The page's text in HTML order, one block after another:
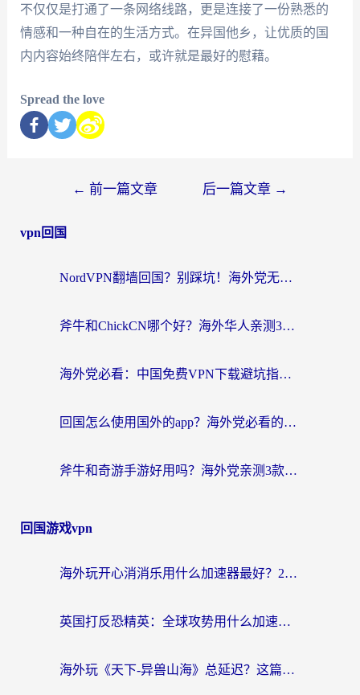
不仅仅是打通了一条网络线路，更是连接了一份熟悉的
情感和一种自在的生活方式。在异国他乡，让优质的国
内内容始终陪伴左右，或许就是最好的慰藉。
Spread the love
← 前一篇文章 后一篇文章 →
vpn回国
NordVPN翻墙回国？别踩坑！海外党无缝访问国内资源的真实指南
斧牛和ChickCN哪个好？海外华人亲测3款回国加速器+免费试用攻略
海外党必看：中国免费VPN下载避坑指南 + 无缝访问国内资源的终极方案
回国怎么使用国外的app？海外党必看的无缝访问国内资源全攻略
斧牛和奇游手游好用吗？海外党亲测3款回国加速器，选对才能无缝刷国内资源
回国游戏vpn
海外玩开心消消乐用什么加速器最好？2026真实体验指南，告别延迟卡顿
英国打反恐精英：全球攻势用什么加速器？2026年实测有效的国服游戏加速指南
海外玩《天下-异兽山海》总延迟？这篇延迟加速器指南帮你告别卡顿（附日本玩Sky光·遇最高警戒解决方案）